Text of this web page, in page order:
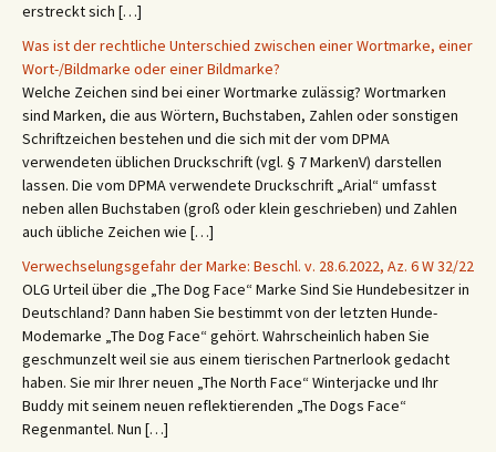
erstreckt sich […]
Was ist der rechtliche Unterschied zwischen einer Wortmarke, einer
Wort-/Bildmarke oder einer Bildmarke?
Welche Zeichen sind bei einer Wortmarke zulässig? Wortmarken
sind Marken, die aus Wörtern, Buchstaben, Zahlen oder sonstigen
Schriftzeichen bestehen und die sich mit der vom DPMA
verwendeten üblichen Druckschrift (vgl. § 7 MarkenV) darstellen
lassen. Die vom DPMA verwendete Druckschrift „Arial“ umfasst
neben allen Buchstaben (groß oder klein geschrieben) und Zahlen
auch übliche Zeichen wie […]
Verwechselungsgefahr der Marke: Beschl. v. 28.6.2022, Az. 6 W 32/22
OLG Urteil über die „The Dog Face“ Marke Sind Sie Hundebesitzer in
Deutschland? Dann haben Sie bestimmt von der letzten Hunde-
Modemarke „The Dog Face“ gehört. Wahrscheinlich haben Sie
geschmunzelt weil sie aus einem tierischen Partnerlook gedacht
haben. Sie mir Ihrer neuen „The North Face“ Winterjacke und Ihr
Buddy mit seinem neuen reflektierenden „The Dogs Face“
Regenmantel. Nun […]